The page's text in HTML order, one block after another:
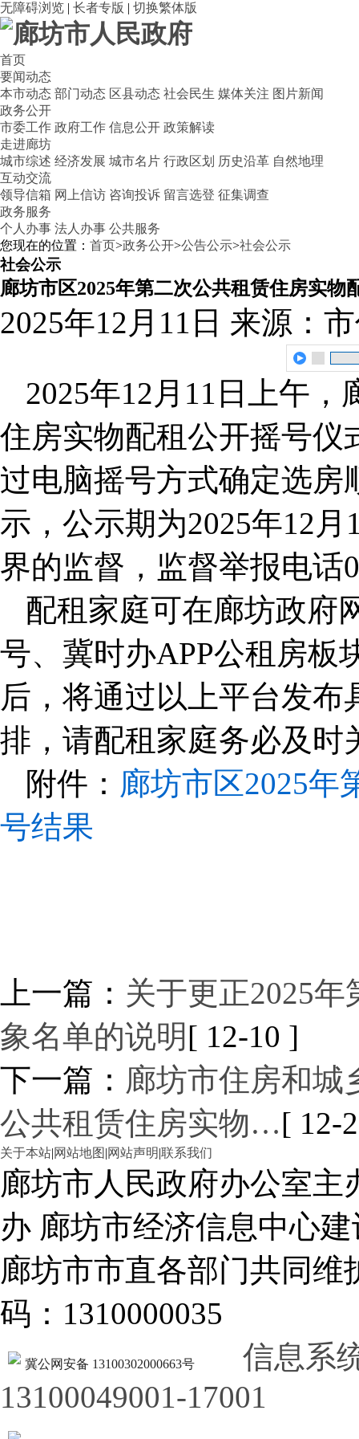
无障碍浏览 | 长者专版 | 切换繁体版
首页
要闻动态
本市动态 部门动态 区县动态 社会民生 媒体关注 图片新闻
政务公开
市委工作 政府工作 信息公开 政策解读
走进廊坊
城市综述 经济发展 城市名片 行政区划 历史沿革 自然地理
互动交流
领导信箱 网上信访 咨询投诉 留言选登 征集调查
政务服务
个人办事 法人办事 公共服务
您现在的位置： 首页>政务公开>公告公示>社会公示
社会公示
廊坊市区2025年第二次公共租赁住房实物
2025年12月11日 来源：
2025年12月11日上午
住房实物配租公开摇号仪
过电脑摇号方式确定选房
示，公示期为2025年12
界的监督，监督举报电话
配租家庭可在廊坊政府
号、冀时办APP公租房板
后，将通过以上平台发
排，请配租家庭务必及时
附件： 廊坊市区2025年
号结果
上一篇： 关于更正2025
象名单的说明[ 12-10 ]
下一篇： 廊坊市住房和城
公共租赁住房实物…[ 12-
关于本站|网站地图 |网站声明|联系我们
廊坊市人民政府办公室
办 廊坊市经济信息中心建
廊坊市市直各部门共同
码：1310000035
冀公网安备 13100302000663号
信息系
13100049001-17001